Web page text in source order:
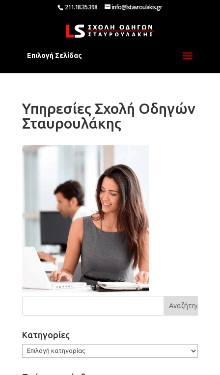
211.18.35.398 info@lstavroulakis.gr
Επιλογή Σελίδας
Υπηρεσίες Σχολή Οδηγών
Σταυρουλάκης
Kατηγορίες
Kατηγορίες